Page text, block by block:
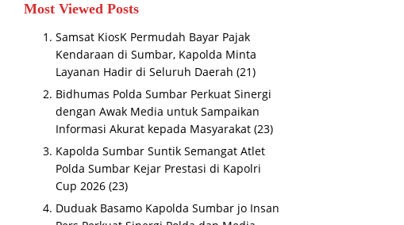
Most Viewed Posts
Samsat KiosK Permudah Bayar Pajak
Kendaraan di Sumbar, Kapolda Minta
Layanan Hadir di Seluruh Daerah (21)
Bidhumas Polda Sumbar Perkuat Sinergi
dengan Awak Media untuk Sampaikan
Informasi Akurat kepada Masyarakat (23)
Kapolda Sumbar Suntik Semangat Atlet
Polda Sumbar Kejar Prestasi di Kapolri
Cup 2026 (23)
Duduak Basamo Kapolda Sumbar jo Insan